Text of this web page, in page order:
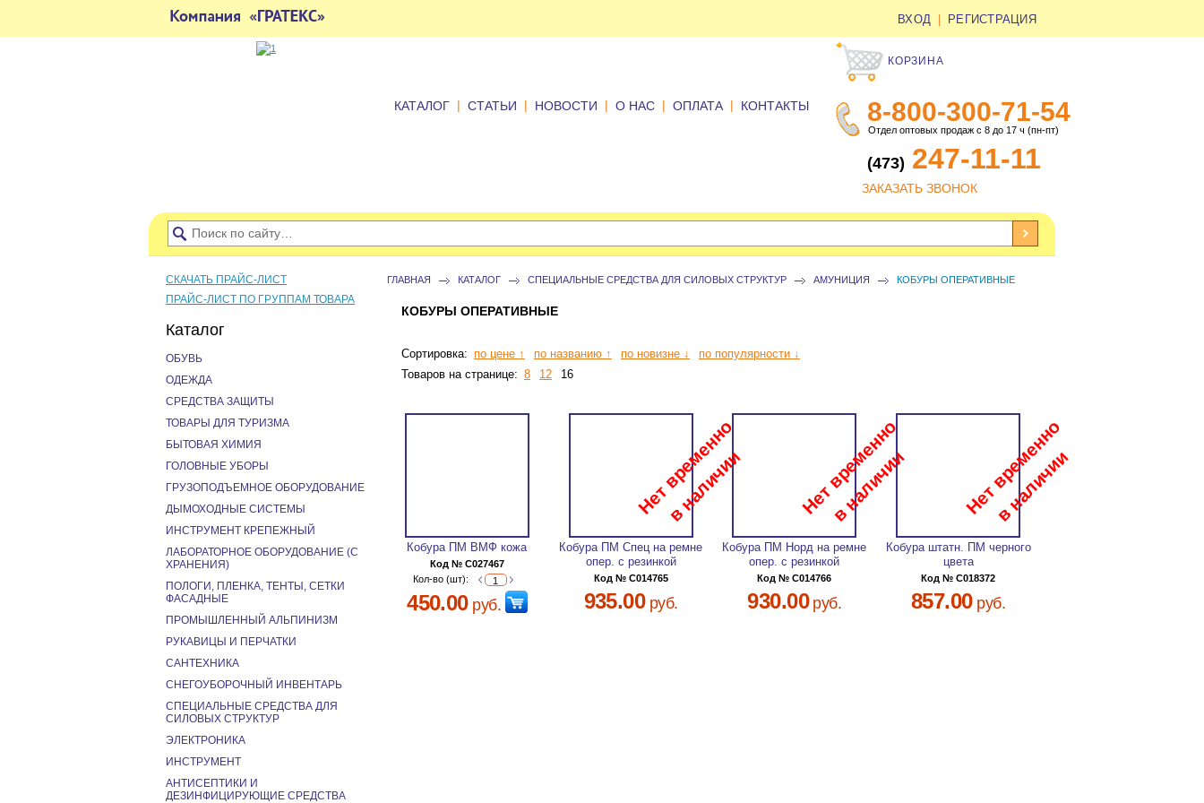
ВХОД РЕГИСТРАЦИЯ
КОРЗИНА
8-800-300-71-54
Отдел оптовых продаж с 8 до 17 ч (пн-пт)
(473) 247-11-11
ЗАКАЗАТЬ ЗВОНОК
КАТАЛОГ | СТАТЬИ | НОВОСТИ | О НАС | ОПЛАТА | КОНТАКТЫ
ГЛАВНАЯ КАТАЛОГ СПЕЦИАЛЬНЫЕ СРЕДСТВА ДЛЯ СИЛОВЫХ СТРУКТУР АМУНИЦИЯ КОБУРЫ ОПЕРАТИВНЫЕ
КОБУРЫ ОПЕРАТИВНЫЕ
Сортировка: по цене ↑ по названию ↑ по новизне ↓
по популярности ↓
Товаров на странице: 8 12 16
Кобура ПМ ВМФ кожа
Код № C027467
Кол-во (шт):
450.00руб.
Кобура ПМ Спец на ремне
опер. с резинкой
Код № C014765
935.00руб.
Кобура ПМ Норд на ремне
опер. с резинкой
Код № C014766
930.00руб.
Кобура штатн. ПМ черного
цвета
Код № C018372
857.00руб.
СКАЧАТЬ ПРАЙС-ЛИСТ
ПРАЙС-ЛИСТ ПО ГРУППАМ ТОВАРА
Каталог
ОБУВЬ
ОДЕЖДА
СРЕДСТВА ЗАЩИТЫ
ТОВАРЫ ДЛЯ ТУРИЗМА
БЫТОВАЯ ХИМИЯ
ГОЛОВНЫЕ УБОРЫ
ГРУЗОПОДЪЕМНОЕ ОБОРУДОВАНИЕ
ДЫМОХОДНЫЕ СИСТЕМЫ
ИНСТРУМЕНТ КРЕПЕЖНЫЙ
ЛАБОРАТОРНОЕ ОБОРУДОВАНИЕ (С
ХРАНЕНИЯ)
ПОЛОГИ, ПЛЕНКА, ТЕНТЫ, СЕТКИ
ФАСАДНЫЕ
ПРОМЫШЛЕННЫЙ АЛЬПИНИЗМ
РУКАВИЦЫ И ПЕРЧАТКИ
САНТЕХНИКА
СНЕГОУБОРОЧНЫЙ ИНВЕНТАРЬ
СПЕЦИАЛЬНЫЕ СРЕДСТВА ДЛЯ
СИЛОВЫХ СТРУКТУР
ЭЛЕКТРОНИКА
ИНСТРУМЕНТ
АНТИСЕПТИКИ И
ДЕЗИНФИЦИРУЮЩИЕ СРЕДСТВА